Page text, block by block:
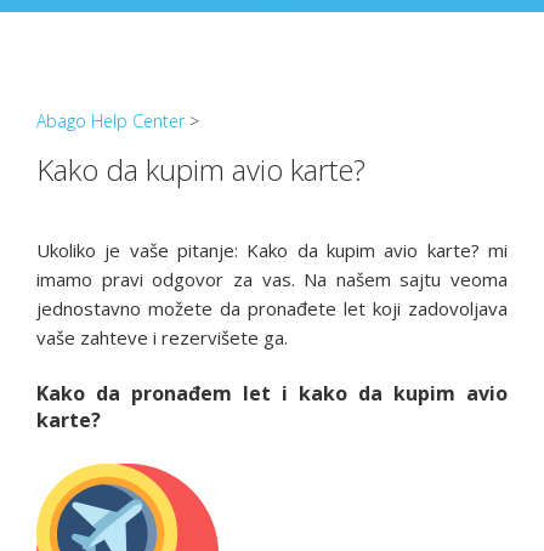
Abago Help Center>
Kako da kupim avio karte?
Ukoliko je vaše pitanje: Kako da kupim avio karte? mi
imamo pravi odgovor za vas. Na našem sajtu veoma
jednostavno možete da pronađete let koji zadovoljava
vaše zahteve i rezervišete ga.
Kako da pronađem let i kako da kupim avio
karte?